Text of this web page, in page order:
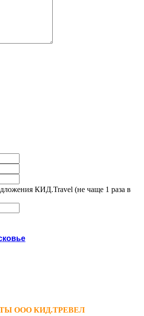
КИД.Travel (не чаще 1 раза в
ООО КИД.ТРЕВЕЛ